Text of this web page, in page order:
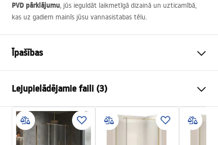
PVD pārklājumu, jūs ieguldāt laikmetīgā dizainā un uzticamībā,
kas uz gadiem mainīs jūsu vannasistabas tēlu.
Īpašības
Materiāls
Jaucējkrāna tips
Vienasviras
Uzstādīšanas veids
Eksponēts
Augstuma regulēšana
Lejupielādējamie faili (3)
Drošības informācija
Safety_Information_Shower_set.pdf